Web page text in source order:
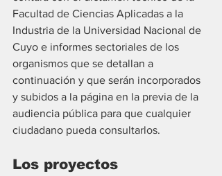
Facultad de Ciencias Aplicadas a la
Industria de la Universidad Nacional de
Cuyo e informes sectoriales de los
organismos que se detallan a
continuación y que serán incorporados
y subidos a la página en la previa de la
audiencia pública para que cualquier
ciudadano pueda consultarlos.
Los proyectos